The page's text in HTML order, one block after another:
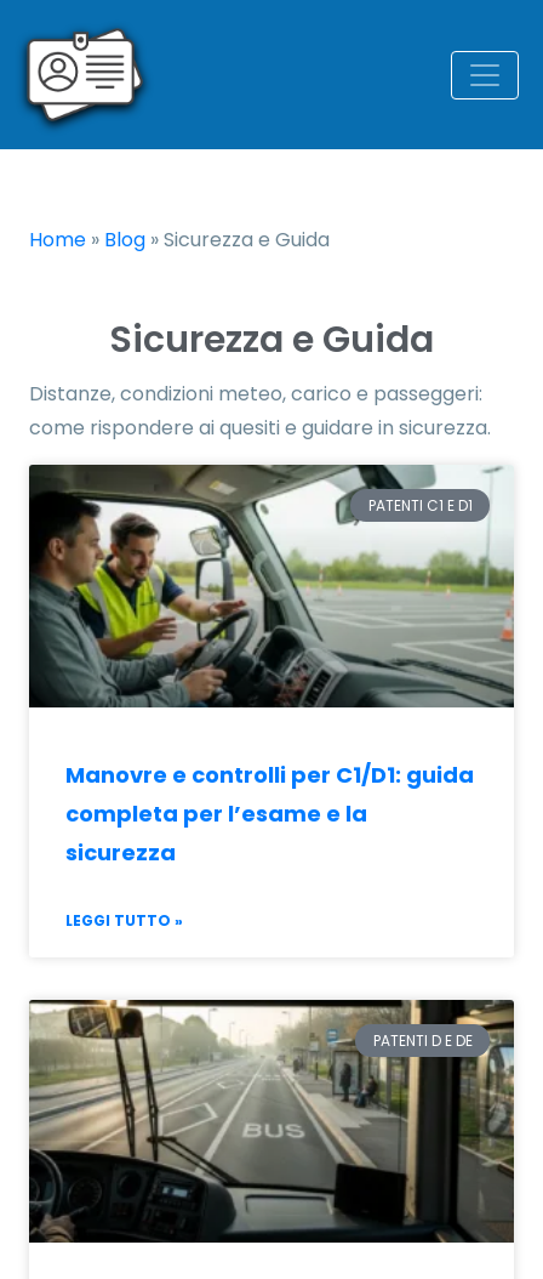
Home » Blog »Sicurezza e Guida
Sicurezza e Guida
Distanze, condizioni meteo, carico e passeggeri:
come rispondere ai quesiti e guidare in sicurezza.
PATENTI C1 E D1
Manovre e controlli per C1/D1: guida
completa per l’esame e la
sicurezza
LEGGI TUTTO »
PATENTI D E DE